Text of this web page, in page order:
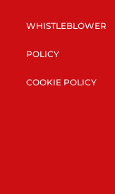
WHISTLEBLOWER
POLICY
COOKIE POLICY